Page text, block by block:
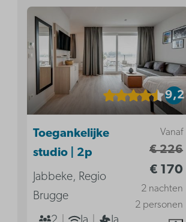
9,2
Vanaf
€ 226
€ 170
2 nachten
2 personen
Toegankelijke
studio | 2p
Jabbeke, Regio
Brugge